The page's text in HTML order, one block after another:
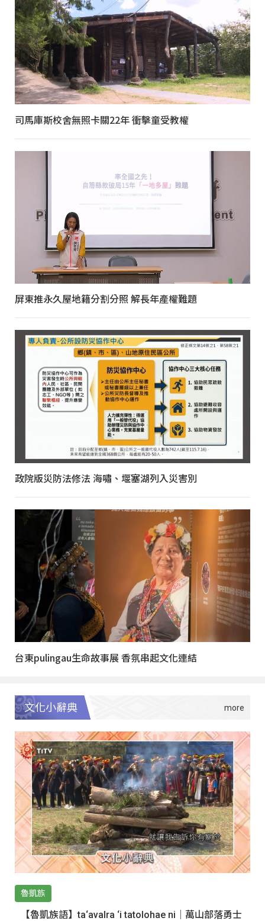
司馬庫斯校舍無照卡關22年 衝擊童受教權
屏東推永久屋地籍分割分照 解長年產權難題
政院版災防法修法 海嘯、堰塞湖列入災害別
台東pulingau生命故事展 香氛串起文化連結
文化小辭典
魯凱族
【魯凱族語】ta‘avalra ‘i tatolohae ni｜萬山部落勇士